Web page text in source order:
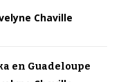
Chaville
en Guadeloupe